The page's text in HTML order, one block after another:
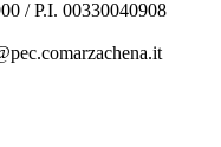
/ P.I. 00330040908